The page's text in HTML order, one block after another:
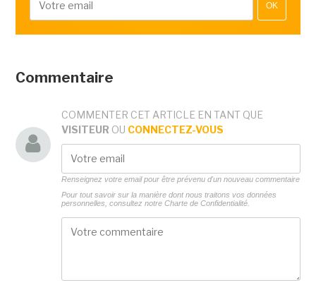
OK
Commentaire
COMMENTER CET ARTICLE EN TANT QUE
VISITEUR OU CONNECTEZ-VOUS
Renseignez votre email pour être prévenu d'un nouveau commentaire
Pour tout savoir sur la manière dont nous traitons vos données
personnelles, consultez notre Charte de Confidentialité.